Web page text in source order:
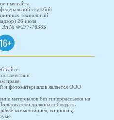
имя сайта
службой
технологий
26 июля
Эл № ФС77-76383
16+
сайте
праве.
и фотоматериалов является ООО
материалов без гиперрассылки на
должны соблюдать
комментариев, вопросов,